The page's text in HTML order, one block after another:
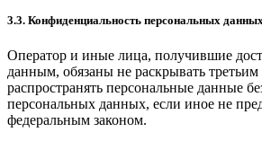
3.3. Конфиденциальность персональных
Оператор и иные лица, получившие
данным, обязаны не раскрывать
распространять персональные данные
персональных данных, если иное не
федеральным законом.